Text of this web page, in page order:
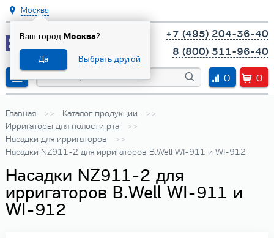
Москва
Ваш город Москва?
Да Выбрать другой
+7 (495) 204-36-40
8 (800) 511-96-40
0
0
Главная
Каталог продукции
Ирригаторы для полости рта
Насадки для ирригаторов
Насадки NZ911-2 для ирригаторов B.Well WI-911 и WI-912
Насадки NZ911-2 для
ирригаторов B.Well WI-911 и
WI-912